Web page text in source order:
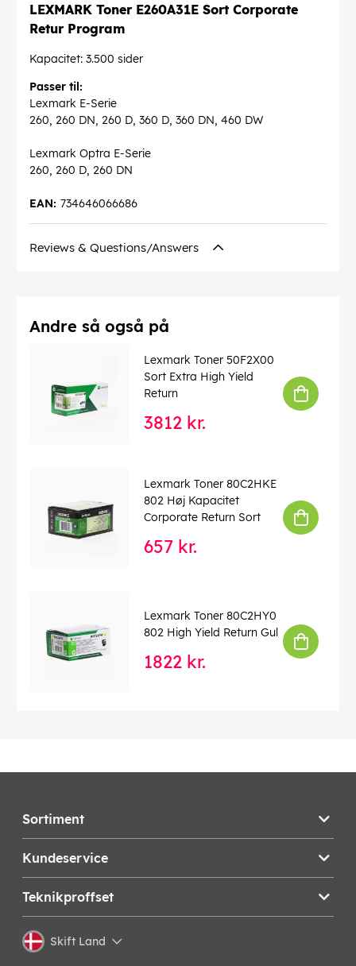
LEXMARK Toner E260A31E Sort Corporate
Retur Program
Kapacitet: 3.500 sider
Passer til:
Lexmark E-Serie
260, 260 DN, 260 D, 360 D, 360 DN, 460 DW
Lexmark Optra E-Serie
260, 260 D, 260 DN
734646066686
EAN:
Reviews & Questions/Answers
Andre så også på
Lexmark Toner 50F2X00
Sort Extra High Yield
Return
3812 kr.
Lexmark Toner 80C2HKE
802 Høj Kapacitet
Corporate Return Sort
657 kr.
Lexmark Toner 80C2HY0
802 High Yield Return Gul
1822 kr.
Sortiment
Kundeservice
Teknikproffset
Skift Land